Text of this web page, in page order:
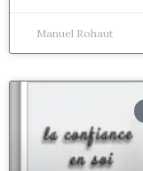
Manuel Rohaut